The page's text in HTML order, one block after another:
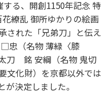
する、開創1150年記念 特
繚乱 御所ゆかりの絵画
された「兄弟刀」と伝え
忠（名物 薄緑〈膝
刀 銘 安綱（名物 鬼切
文化財）を京都以外では
決定しました。